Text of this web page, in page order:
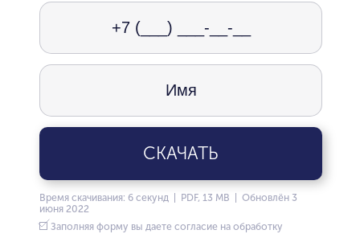
СКАЧАТЬ
Время скачивания: 6 секунд | PDF, 13 MB | Обновлён 3
июня 2022
Заполняя форму вы даете согласие на обработку